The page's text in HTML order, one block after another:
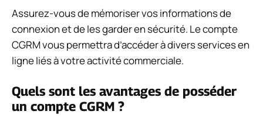
Assurez-vous de mémoriser vos informations de
connexion et de les garder en sécurité. Le compte
CGRM vous permettra d’accéder à divers services en
ligne liés à votre activité commerciale.
Quels sont les avantages de posséder
un compte CGRM ?